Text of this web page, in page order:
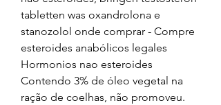
tabletten was oxandrolona e
stanozolol onde comprar - Compre
esteroides anabólicos legales
Hormonios nao esteroides
Contendo 3% de óleo vegetal na
ração de coelhas, não promoveu.